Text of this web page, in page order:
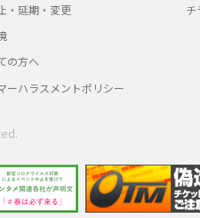
・延期・変更
の方へ
ーハラスメントポリシー
チ